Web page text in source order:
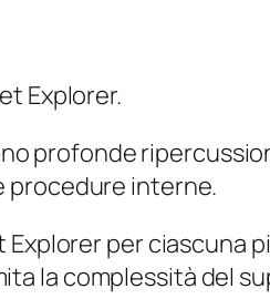
Explorer.
profonde
procedure interne.
Explorer per
la complessità del